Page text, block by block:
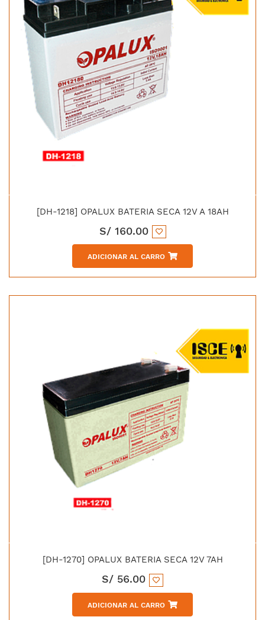
[DH-1218] OPALUX BATERIA SECA 12V A 18AH
S/ 160.00
ADICIONAR AL CARRO
[DH-1270] OPALUX BATERIA SECA 12V 7AH
S/ 56.00
ADICIONAR AL CARRO